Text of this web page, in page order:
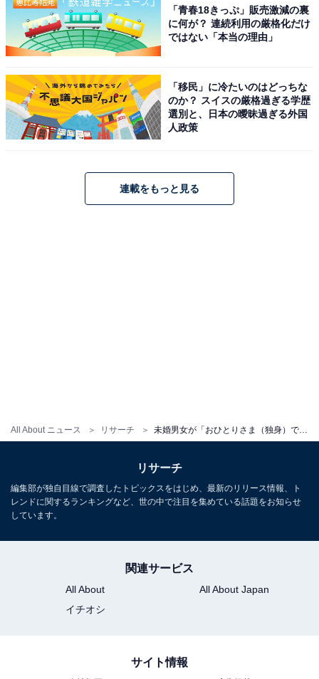
All About ニュース リサーチ 未婚男女が「おひとりさま（独身）でいてほしかった」と思う芸能人ランキング！ 2位 新垣結衣、1位は？
「青春18きっぷ」販売激減の裏
に何が？ 連続利用の厳格化だけ
ではない「本当の理由」
「移民」に冷たいのはどっちな
のか？ スイスの厳格過ぎる学歴
選別と、日本の曖昧過ぎる外国
人政策
連載をもっと見る
リサーチ
編集部が独自目線で調査したトピックスをはじめ、最新のリリース情報、ト
レンドに関するランキングなど、世の中で注目を集めている話題をお知らせ
しています。
関連サービス
All About
All About Japan
イチオシ
サイト情報